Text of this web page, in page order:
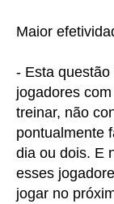
Maior
- Esta
jogadores
treinar, não
pontualmente
dia ou dois. E
esses
jogar no